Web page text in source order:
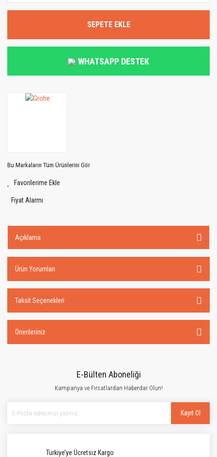
SEPETE EKLE
WHATSAPP DESTEK
Bu Markaların Tüm Ürünlerini Gör
Fiyat Alarmı
Açıklama
Ürün Yorumları
Taksit Seçenekleri
Önerileriniz
E-Bülten Aboneliği
Kampanya ve Fırsatlardan Haberdar Olun!
Kayıt Ol
Türkiye’ye Ücretsiz Kargo